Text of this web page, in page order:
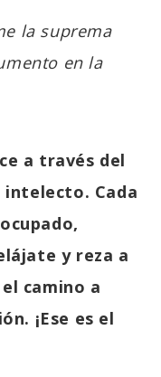
la suprema
en la
a través del
intelecto. Cada
y reza a
camino a
¡Ese es el